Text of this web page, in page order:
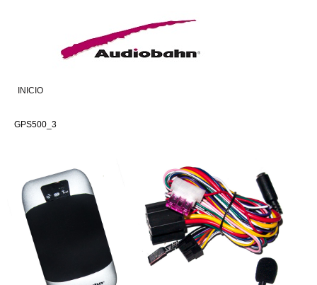
INICIO
GPS500_3